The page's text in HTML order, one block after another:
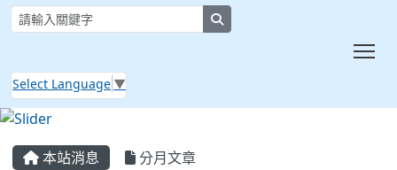
Select Language ▼
本站消息 分月文章